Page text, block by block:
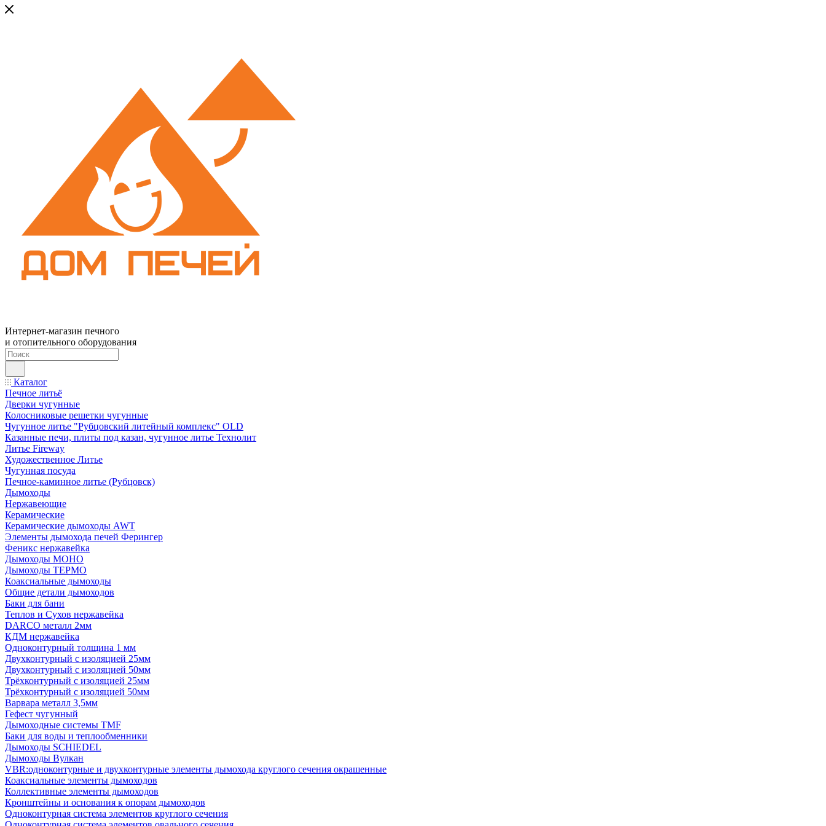
Интернет-магазин печного
и отопительного оборудования
Каталог
Печное литьё
Дверки чугунные
Колосниковые решетки чугунные
Чугунное литье "Рубцовский литейный комплекс" OLD
Казанные печи, плиты под казан, чугунное литье Технолит
Литье Fireway
Художественное Литье
Чугунная посуда
Печное-каминное литье (Рубцовск)
Дымоходы
Нержавеющие
Керамические
Керамические дымоходы AWT
Элементы дымохода печей Ферингер
Феникс нержавейка
Дымоходы МОНО
Дымоходы ТЕРМО
Коаксиальные дымоходы
Общие детали дымоходов
Баки для бани
Теплов и Сухов нержавейка
DARCO металл 2мм
КДМ нержавейка
Одноконтурный толщина 1 мм
Двухконтурный с изоляцией 25мм
Двухконтурный с изоляцией 50мм
Трёхконтурный с изоляцией 25мм
Трёхконтурный с изоляцией 50мм
Варвара металл 3,5мм
Гефест чугунный
Дымоходные системы TMF
Баки для воды и теплообменники
Дымоходы SCHIEDEL
Дымоходы Вулкан
VBR:одноконтурные и двухконтурные элементы дымохода круглого сечения окрашенные
Коаксиальные элементы дымоходов
Коллективные элементы дымоходов
Кронштейны и основания к опорам дымоходов
Одноконтурная система элементов круглого сечения